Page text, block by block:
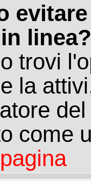
linea?
trovi
la
come